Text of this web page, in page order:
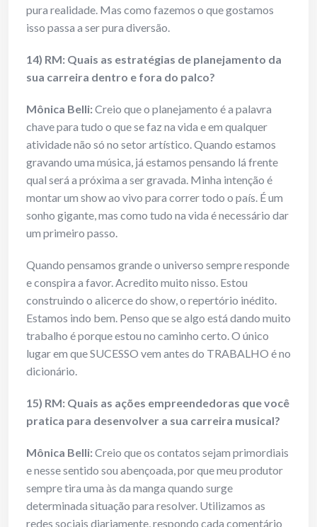
pura realidade. Mas como fazemos o que gostamos
isso passa a ser pura diversão.
14) RM: Quais as estratégias de planejamento da
sua carreira dentro e fora do palco?
Mônica Belli:Creio que o planejamento é a palavra
chave para tudo o que se faz na vida e em qualquer
atividade não só no setor artístico. Quando estamos
gravando uma música, já estamos pensando lá frente
qual será a próxima a ser gravada. Minha intenção é
montar um show ao vivo para correr todo o país. É um
sonho gigante, mas como tudo na vida é necessário dar
um primeiro passo.
Quando pensamos grande o universo sempre responde
e conspira a favor. Acredito muito nisso. Estou
construindo o alicerce do show, o repertório inédito.
Estamos indo bem. Penso que se algo está dando muito
trabalho é porque estou no caminho certo. O único
lugar em que SUCESSO vem antes do TRABALHO é no
dicionário.
15) RM: Quais as ações empreendedoras que você
pratica para desenvolver a sua carreira musical?
Mônica Belli:Creio que os contatos sejam primordiais
e nesse sentido sou abençoada, por que meu produtor
sempre tira uma às da manga quando surge
determinada situação para resolver. Utilizamos as
redes sociais diariamente, respondo cada comentário